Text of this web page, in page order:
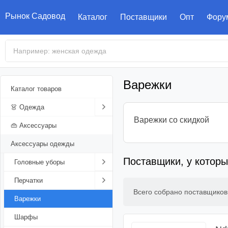
Рынок Садовод Каталог Поставщики Опт
Каталог товаров
👗 Одежда
Женская одежда
Платья
Свадебные платья
Вечерние платья
Платья-рубашки
Сарафаны
Юбки
Юбки-шорты
Туники
Блузки
Блузки-рубашки
Сорочки
Мужская одежда
Плавки
Мужские штаны
Детская одежда
Детские майки
Школьные формы
Одежда для
Верхняя одежда
Шубы
Полушубки
Дубленки
Домашняя одежда
Футболки
Спортивная одежда
👜 Аксессуары
Аксессуары одежды
Головные уборы
Шапки
Платки
Кепки
Перчатки
Мужские перчатки
Женские перчатки
Варежки
Шарфы
Варежки
Варежки со скидкой
Поставщики, у
Всего собрано поставщиков